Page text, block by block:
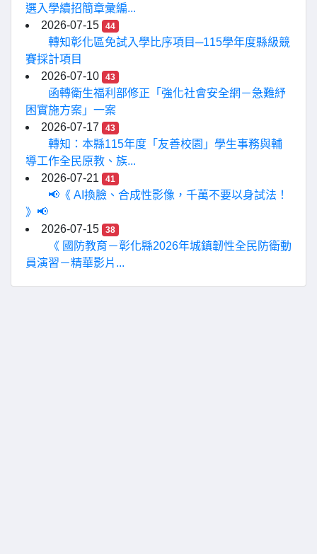
選入學續招簡章彙編...
2026-07-15
44
轉知彰化區免試入學比序項目─115學年度縣級競
賽採計項目
2026-07-10
43
函轉衛生福利部修正「強化社會安全網－急難紓
困實施方案」一案
2026-07-17
43
轉知：本縣115年度「友善校園」學生事務與輔
導工作全民原教、族...
2026-07-21
41
📢《 AI換臉、合成性影像，千萬不要以身試法！
》📢
2026-07-15
38
《 國防教育－彰化縣2026年城鎮韌性全民防衛動
員演習－精華影片...